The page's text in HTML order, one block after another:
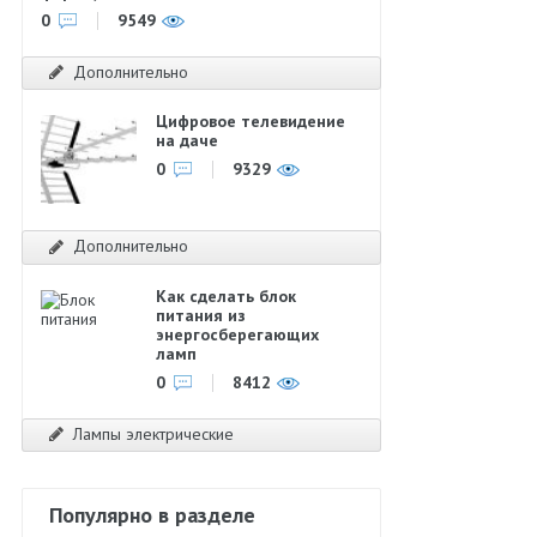
0
9549
Дополнительно
Цифровое телевидение
на даче
0
9329
Дополнительно
Как сделать блок
питания из
энергосберегающих
ламп
0
8412
Лампы электрические
Популярно в разделе